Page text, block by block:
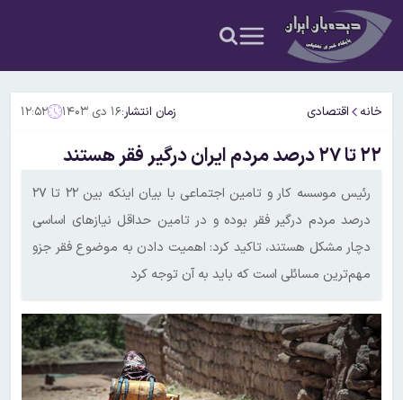
خانه اقتصادی زمان انتشار:۱۶ دی ۱۴۰۳ ۱۲:۵۲
۲۲ تا ۲۷ درصد مردم ایران درگیر فقر هستند
رئیس موسسه کار و تامین اجتماعی با بیان اینکه بین ۲۲ تا ۲۷
درصد مردم درگیر فقر بوده و در تامین حداقل نیازهای اساسی
دچار مشکل هستند، تاکید کرد: اهمیت دادن به موضوع فقر جزو
مهم‌ترین مسائلی است که باید به آن توجه کرد